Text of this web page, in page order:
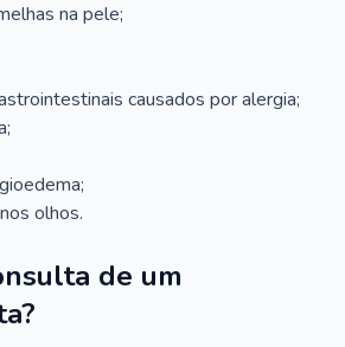
na pele;
causados por alergia;
olhos.
de um